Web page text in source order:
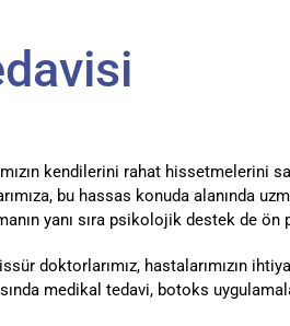
kendilerini rahat hissetmelerini
bu hassas konuda alanında
yanı sıra psikolojik destek de ön
doktorlarımız, hastalarımızın
medikal tedavi, botoks